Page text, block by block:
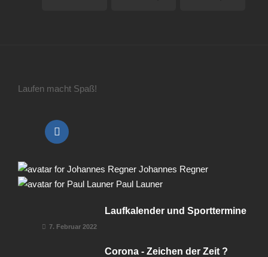
Laufen macht Spaß!
Johannes Regner
Paul Launer
Laufkalender und Sporttermine
7. Februar 2022
Corona - Zeichen der Zeit ?